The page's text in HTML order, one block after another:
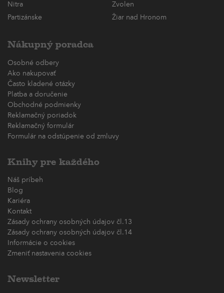
Nitra
Zvolen
Partizánske
Žiar nad Hronom
Nákupný poradca
Osobné odbery
Ako nakupovať
Často kladené otázky
Platba a doručenie
Obchodné podmienky
Reklamačný poriadok
Reklamačný formulár
Formulár na odstúpenie od zmluvy
Knihy pre každého
Náš príbeh
Blog
Kariéra
Kontakt
Zásady ochrany osobných údajov čl.13
Zásady ochrany osobných údajov čl.14
Informácie o cookies
Zmeniť nastavenia cookies
Newsletter